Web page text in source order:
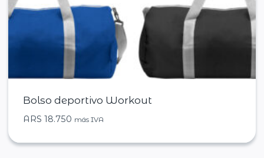
Bolso deportivo Workout
ARS 18.750 más IVA